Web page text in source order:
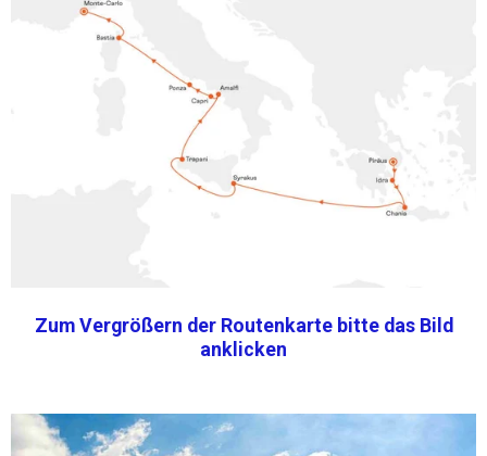
Zum Vergrößern der Routenkarte bitte das Bild
anklicken